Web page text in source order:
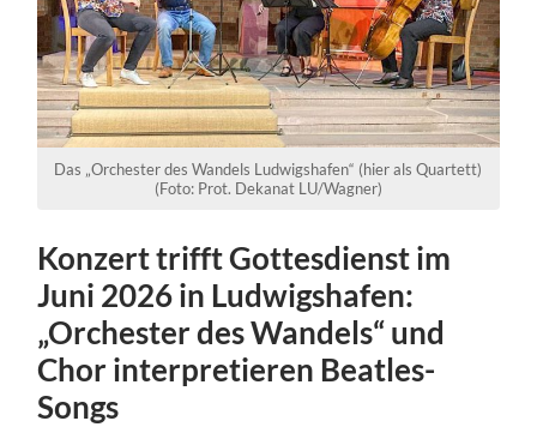
Das „Orchester des Wandels Ludwigshafen“ (hier als Quartett)
(Foto: Prot. Dekanat LU/Wagner)
Konzert trifft Gottesdienst im
Juni 2026 in Ludwigshafen:
„Orchester des Wandels“ und
Chor interpretieren Beatles-
Songs